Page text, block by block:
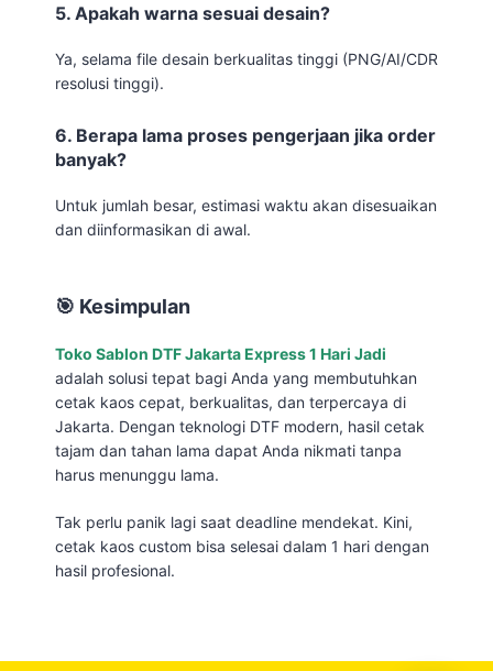
5. Apakah warna sesuai desain?
Ya, selama file desain berkualitas tinggi (PNG/AI/CDR
resolusi tinggi).
6. Berapa lama proses pengerjaan jika order
banyak?
Untuk jumlah besar, estimasi waktu akan disesuaikan
dan diinformasikan di awal.
🎯 Kesimpulan
Toko Sablon DTF Jakarta Express 1 Hari Jadi
adalah solusi tepat bagi Anda yang membutuhkan
cetak kaos cepat, berkualitas, dan terpercaya di
Jakarta. Dengan teknologi DTF modern, hasil cetak
tajam dan tahan lama dapat Anda nikmati tanpa
harus menunggu lama.
Tak perlu panik lagi saat deadline mendekat. Kini,
cetak kaos custom bisa selesai dalam 1 hari dengan
hasil profesional.